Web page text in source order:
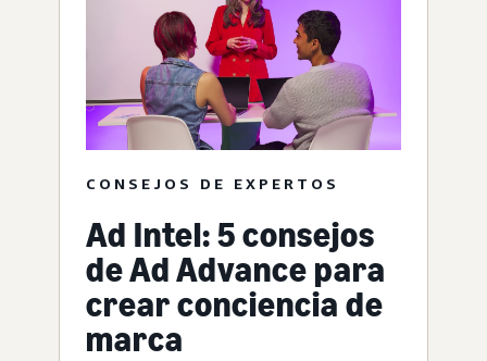
CONSEJOS DE EXPERTOS
Ad Intel: 5 consejos
de Ad Advance para
crear conciencia de
marca